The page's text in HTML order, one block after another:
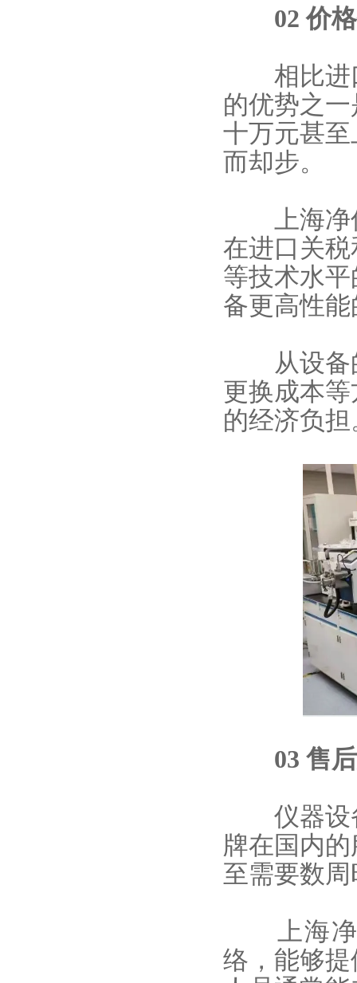
02 价格
相比进口
的优势之
十万元甚
而却步。
上海净信
在进口关
等技术水
备更高性
从设备的
更换成本
的经济负担
03 售后
仪器设备
牌在国内
至需要数
上海净
络，能够